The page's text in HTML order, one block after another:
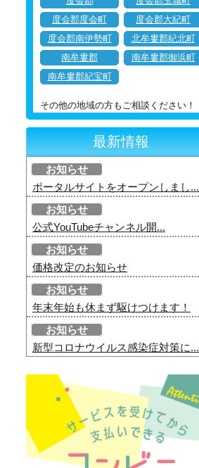
度会郡度会町
度会郡大紀町
度会郡南伊勢町
北牟婁郡紀北町
南牟婁郡
南牟婁郡御浜町
南牟婁郡紀宝町
その他の地域の方もご相談ください！
最新情報
お知らせ
ポータルサイトをオープンしまし...
お知らせ
公式YouTubeチャンネル開...
お知らせ
価格改定のお知らせ
お知らせ
年末年始も休まず駆けつけます！
お知らせ
新型コロナウイルス感染症対策に...